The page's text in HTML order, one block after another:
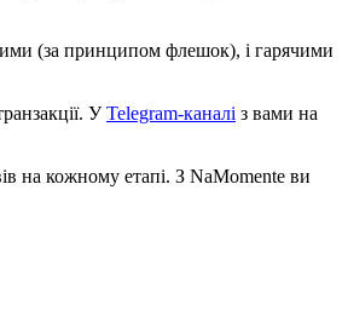
(за принципом флешок), і гарячими
УTelegram-каналі з вами на
на кожному етапі. З NaMomente ви